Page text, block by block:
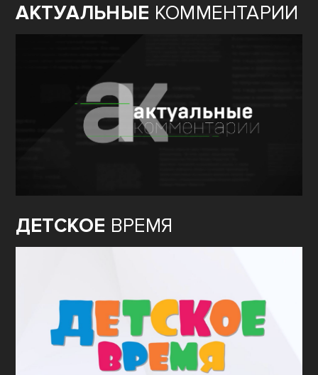
АКТУАЛЬНЫЕ КОММЕНТАРИИ
ДЕТСКОЕ ВРЕМЯ